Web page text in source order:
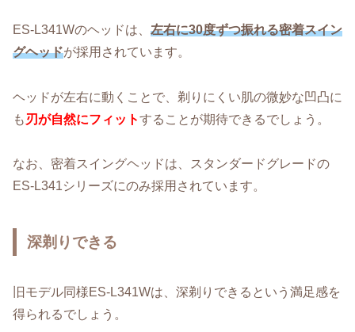
ES-L341Wのヘッドは、 左右に30度ずつ振れる密着スイン
グヘッドが採用されています。
ヘッドが左右に動くことで、剃りにくい肌の微妙な凹凸に
も 刃が自然にフィットすることが期待できるでしょう。
なお、密着スイングヘッドは、スタンダードグレードの
ES-L341シリーズにのみ採用されています。
深剃りできる
旧モデル同様ES-L341Wは、深剃りできるという満足感を
得られるでしょう。